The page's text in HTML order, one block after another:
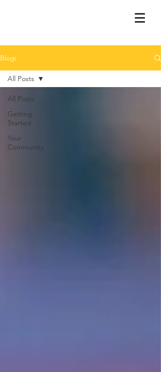
Blogi
All Posts
Getting
Started
Your
Community
All Posts